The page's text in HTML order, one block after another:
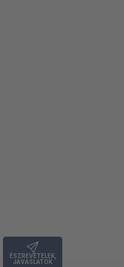
ÉSZREVÉTELEK,
JAVASLATOK